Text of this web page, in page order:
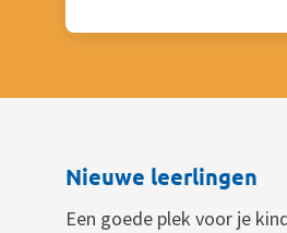
Nieuwe leerlingen
Een goede plek voor je